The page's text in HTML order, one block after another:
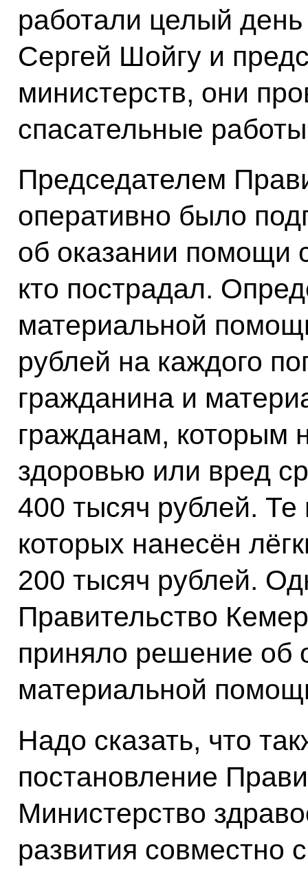
работали целый
Сергей Шойгу и
министерств, они
спасательные
Председателем
оперативно было
об оказании помощи
кто пострадал.
материальной
рублей на каждого
гражданина и
гражданам, которым
здоровью или вред
400 тысяч рублей.
которых нанесён
200 тысяч рублей.
Правительство
приняло решение об
материальной
Надо сказать, что
постановление
Министерство
развития совместно